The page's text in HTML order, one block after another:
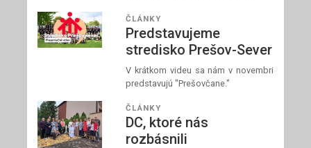
ČLÁNKY
Predstavujeme
stredisko Prešov-Sever
V krátkom videu sa nám v novembri
predstavujú "Prešovčane."
ČLÁNKY
DC, ktoré nás
rozbásnili